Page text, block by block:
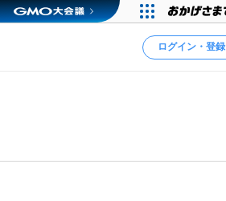
ログイン・登録